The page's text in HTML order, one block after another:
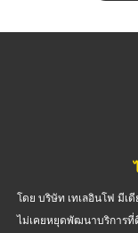
โดย บริษัท เทเลอินโฟ มีเ
ไม่เคยหยุดพัฒนาบริการที่